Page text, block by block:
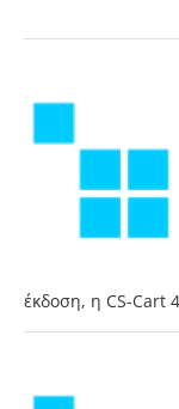
έκδοση, η CS-Cart